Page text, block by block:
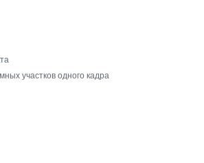
участков одного кадра